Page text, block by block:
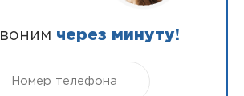
через минуту!